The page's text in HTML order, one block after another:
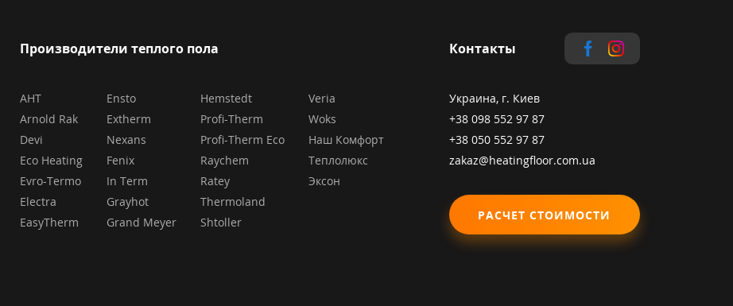
Производители теплого пола
AHT
Arnold Rak
Devi
Eco Heating
Evro-Termo
Electra
EasyTherm
Ensto
Extherm
Nexans
Fenix
In Term
Grayhot
Grand Meyer
Hemstedt
Profi-Therm
Profi-Therm Eco
Raychem
Ratey
Thermoland
Shtoller
Veria
Woks
Наш Комфорт
Теплолюкс
Эксон
Контакты
Украина, г. Киев
+38 098 552 97 87
+38 050 552 97 87
zakaz@heatingfloor.com.ua
РАСЧЕТ СТОИМОСТИ